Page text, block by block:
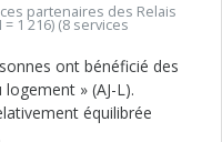
partenaires des Relais
1 216) (8 services
ont bénéficié des
» (AJ-L).
équilibrée